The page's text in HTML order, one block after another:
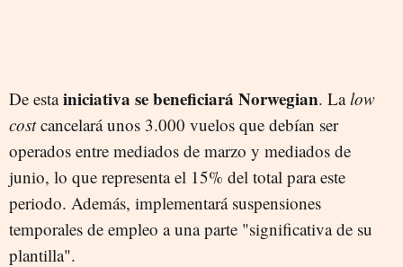
De estainiciativa se beneficiará Norwegian. Lalow
costcancelará unos 3.000 vuelos que debían ser
operados entre mediados de marzo y mediados de
junio, lo que representa el 15% del total para este
periodo. Además, implementará suspensiones
temporales de empleo a una parte "significativa de su
plantilla".